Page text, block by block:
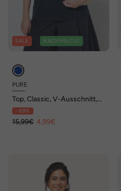
SALE NACHHALTIG
PURE
Top, Classic, V-Ausschnitt,
ärmellos, Biobaumwolle
- 69%
15,99€ 4,99€